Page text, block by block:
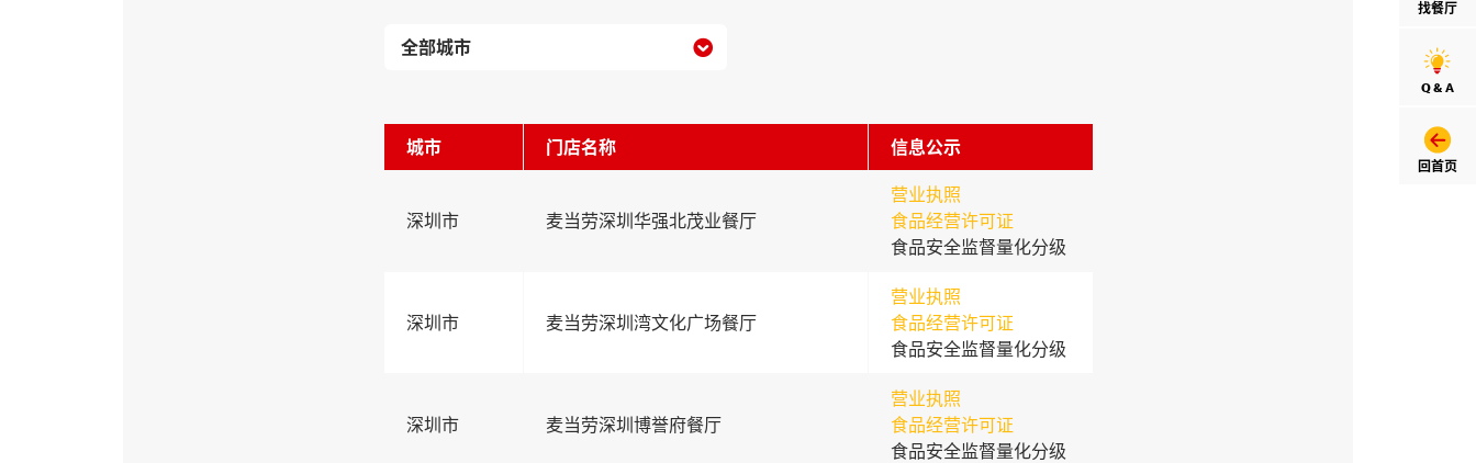
找餐厅
Q & A
回首页

城市 门店名称 信息公示
深圳市 麦当劳深圳华强北茂业餐厅
营业执照
食品经营许可证
食品安全监督量化分级
深圳市 麦当劳深圳湾文化广场餐厅
营业执照
食品经营许可证
食品安全监督量化分级
深圳市 麦当劳深圳博誉府餐厅
营业执照
食品经营许可证
食品安全监督量化分级